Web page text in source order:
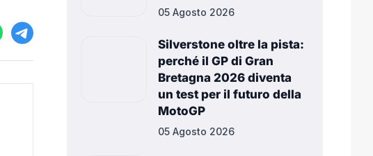
05 Agosto 2026
Silverstone oltre la pista:
perché il GP di Gran
Bretagna 2026 diventa
un test per il futuro della
MotoGP
05 Agosto 2026